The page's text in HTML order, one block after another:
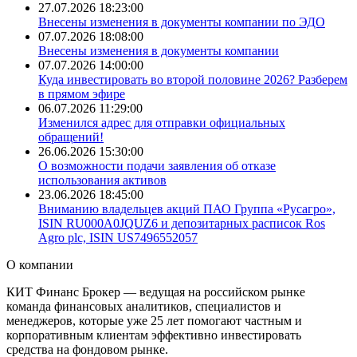
27.07.2026 18:23:00
Внесены изменения в документы компании по ЭДО
07.07.2026 18:08:00
Внесены изменения в документы компании
07.07.2026 14:00:00
​Куда инвестировать во второй половине 2026? Разберем
в прямом эфире
06.07.2026 11:29:00
Изменился адрес для отправки официальных
обращений!
26.06.2026 15:30:00
О возможности подачи заявления об отказе
использования активов
23.06.2026 18:45:00
Вниманию владельцев акций ПАО Группа «Русагро»,
ISIN RU000A0JQUZ6 и депозитарных расписок Ros
Agro plc, ISIN US7496552057
О компании
КИТ Финанс Брокер — ведущая на российском рынке
команда финансовых аналитиков, специалистов и
менеджеров, которые уже 25 лет помогают частным и
корпоративным клиентам эффективно инвестировать
средства на фондовом рынке.